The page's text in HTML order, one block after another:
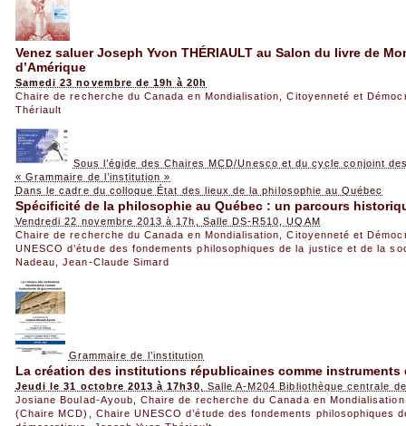
Venez saluer Joseph Yvon THÉRIAULT au Salon du livre de
d’Amérique
Samedi 23 novembre de 19h à 20h
Chaire de recherche du Canada en Mondialisation, Citoyenneté et
Thériault
Sous l’égide des Chaires MCD/Unesco et du cycle conjoint
« Grammaire de l’institution »
Dans le cadre du colloque État des lieux de la philosophie au Québec
Spécificité de la philosophie au Québec : un parcours
Vendredi 22 novembre 2013 à 17h, Salle DS-R510, UQAM
Chaire de recherche du Canada en Mondialisation, Citoyenneté et
UNESCO d’étude des fondements philosophiques de la justice et de la
Nadeau
,Jean-Claude Simard
Grammaire de l’institution
La création des institutions républicaines comme instruments
Jeudi le 31 octobre 2013 à 17h30 , Salle A-M204 Bibliothèque centrale
Josiane Boulad-Ayoub ,Chaire de recherche du Canada en
(Chaire MCD)
Chaire UNESCO d’étude des fondements philosophiques